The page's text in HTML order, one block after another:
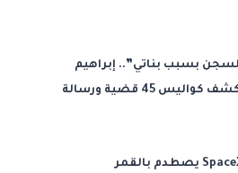
بسبب بناتي”.. إبراهيم
سعيد يكشف كواليس 45 قضية ورسالة